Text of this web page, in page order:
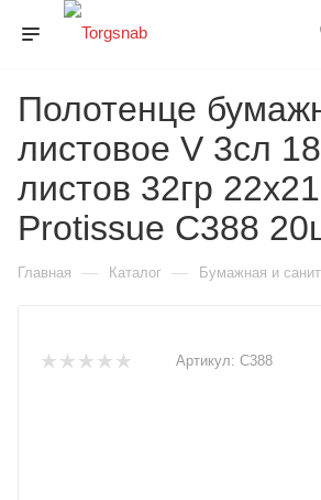
Полотенце
листовое V 3сл
листов 32гр 22х21
Protissue С388
Главная — Каталог — Бумажная и
Артикул: С388